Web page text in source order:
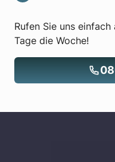
Rufen Sie uns
Tage die Woche!